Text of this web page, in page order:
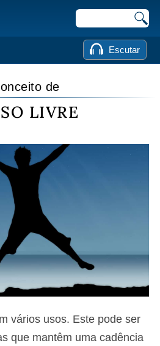
Escutar
de
LIVRE
vários usos. Este pode ser
que mantêm uma cadência